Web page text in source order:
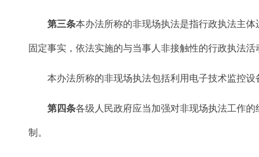
第三条本办法所称的非现场执法是指行政执法主
固定事实，依法实施的与当事人非接触性的行政执法活
本办法所称的非现场执法包括利用电子技术监控设
第四条各级人民政府应当加强对非现场执法工作
制。